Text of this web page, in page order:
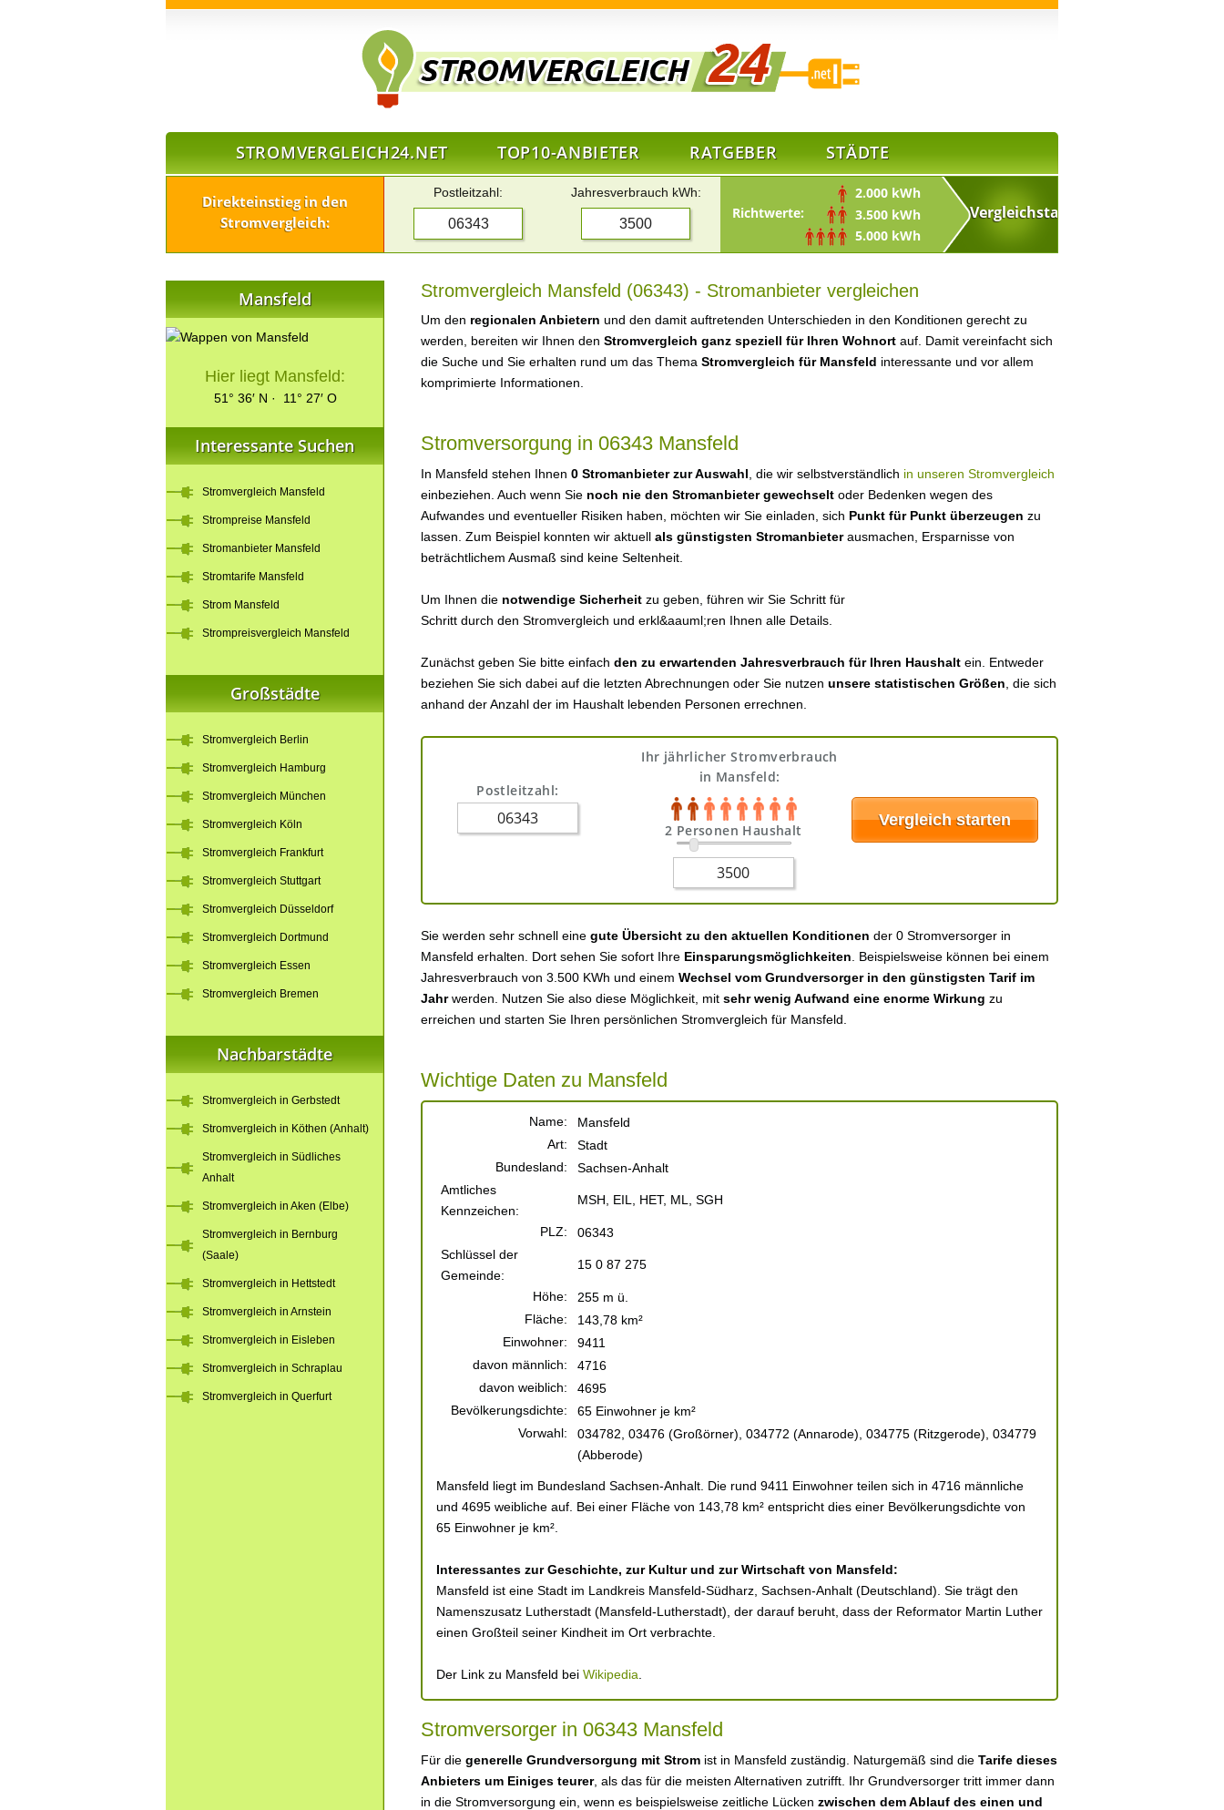
STROMVERGLEICH24.NET TOP10-ANBIETER RATGEBER STÄDTE
Direkteinstieg in den
Stromvergleich:
Postleitzahl: Jahresverbrauch kWh:
Richtwerte:
2.000 kWh
3.500 kWh
5.000 kWh
Stromvergleich Mansfeld (06343) - Stromanbieter vergleichen
Um den regionalen Anbietern und den damit auftretenden Unterschieden in den Konditionen gerecht zu
werden, bereiten wir Ihnen den Stromvergleich ganz speziell für Ihren Wohnort auf. Damit vereinfacht sich
die Suche und Sie erhalten rund um das Thema Stromvergleich für Mansfeld interessante und vor allem
komprimierte Informationen.
Stromversorgung in 06343 Mansfeld
In Mansfeld stehen Ihnen 0 Stromanbieter zur Auswahl , die wir selbstverständlich in unseren Stromvergleich
einbeziehen. Auch wenn Sie noch nie den Stromanbieter gewechselt oder Bedenken wegen des
Aufwandes und eventueller Risiken haben, möchten wir Sie einladen, sich Punkt für Punkt überzeugen zu
lassen. Zum Beispiel konnten wir aktuell als günstigsten Stromanbieterausmachen, Ersparnisse von
beträchtlichem Ausmaß sind keine Seltenheit.
Um Ihnen die notwendige Sicherheit zu geben, führen wir Sie Schritt für
Schritt durch den Stromvergleich und erkl&aauml;ren Ihnen alle Details.
Zunächst geben Sie bitte einfach den zu erwartenden Jahresverbrauch für Ihren Haushalt ein. Entweder
beziehen Sie sich dabei auf die letzten Abrechnungen oder Sie nutzen unsere statistischen Größen , die sich
anhand der Anzahl der im Haushalt lebenden Personen errechnen.
Postleitzahl:
Ihr jährlicher Stromverbrauch
in Mansfeld:
2 Personen Haushalt
Sie werden sehr schnell eine gute Übersicht zu den aktuellen Konditionen der 0 Stromversorger in
Mansfeld erhalten. Dort sehen Sie sofort Ihre Einsparungsmöglichkeiten . Beispielsweise können bei einem
Jahresverbrauch von 3.500 KWh und einem Wechsel vom Grundversorger in den günstigsten Tarif im
Jahrwerden. Nutzen Sie also diese Möglichkeit, mit sehr wenig Aufwand eine enorme Wirkung zu
erreichen und starten Sie Ihren persönlichen Stromvergleich für Mansfeld.
Wichtige Daten zu Mansfeld
Name:
Mansfeld
Art:
Stadt
Bundesland:
Sachsen-Anhalt
Amtliches
Kennzeichen:
MSH, EIL, HET, ML, SGH
PLZ:
06343
Schlüssel der
Gemeinde:
15 0 87 275
Höhe:
255 m ü.
Fläche:
143,78 km²
Einwohner:
9411
davon männlich:
4716
davon weiblich:
4695
Bevölkerungsdichte:
65 Einwohner je km²
Vorwahl:
034782, 03476 (Großörner), 034772 (Annarode), 034775 (Ritzgerode), 034779
(Abberode)
Mansfeld liegt im Bundesland Sachsen-Anhalt. Die rund 9411 Einwohner teilen sich in 4716 männliche
und 4695 weibliche auf. Bei einer Fläche von 143,78 km² entspricht dies einer Bevölkerungsdichte von
65 Einwohner je km².
Interessantes zur Geschichte, zur Kultur und zur Wirtschaft von Mansfeld:
Mansfeld ist eine Stadt im Landkreis Mansfeld-Südharz, Sachsen-Anhalt (Deutschland). Sie trägt den
Namenszusatz Lutherstadt (Mansfeld-Lutherstadt), der darauf beruht, dass der Reformator Martin Luther
einen Großteil seiner Kindheit im Ort verbrachte.
Der Link zu Mansfeld bei Wikipedia
Stromversorger in 06343 Mansfeld
Für die generelle Grundversorgung mit Strom ist in Mansfeld zuständig. Naturgemäß sind die Tarife dieses
Anbieters um Einiges teurer, als das für die meisten Alternativen zutrifft. Ihr Grundversorger tritt immer dann
in die Stromversorgung ein, wenn es beispielsweise zeitliche Lücken zwischen dem Ablauf des einen und
Mansfeld
Hier liegt Mansfeld:
51° 36′ N · 11° 27′ O
Interessante Suchen
Stromvergleich Mansfeld
Strompreise Mansfeld
Stromanbieter Mansfeld
Stromtarife Mansfeld
Strom Mansfeld
Strompreisvergleich Mansfeld
Großstädte
Stromvergleich Berlin
Stromvergleich Hamburg
Stromvergleich München
Stromvergleich Köln
Stromvergleich Frankfurt
Stromvergleich Stuttgart
Stromvergleich Düsseldorf
Stromvergleich Dortmund
Stromvergleich Essen
Stromvergleich Bremen
Nachbarstädte
Stromvergleich in Gerbstedt
Stromvergleich in Köthen (Anhalt)
Stromvergleich in Südliches
Anhalt
Stromvergleich in Aken (Elbe)
Stromvergleich in Bernburg
(Saale)
Stromvergleich in Hettstedt
Stromvergleich in Arnstein
Stromvergleich in Eisleben
Stromvergleich in Schraplau
Stromvergleich in Querfurt